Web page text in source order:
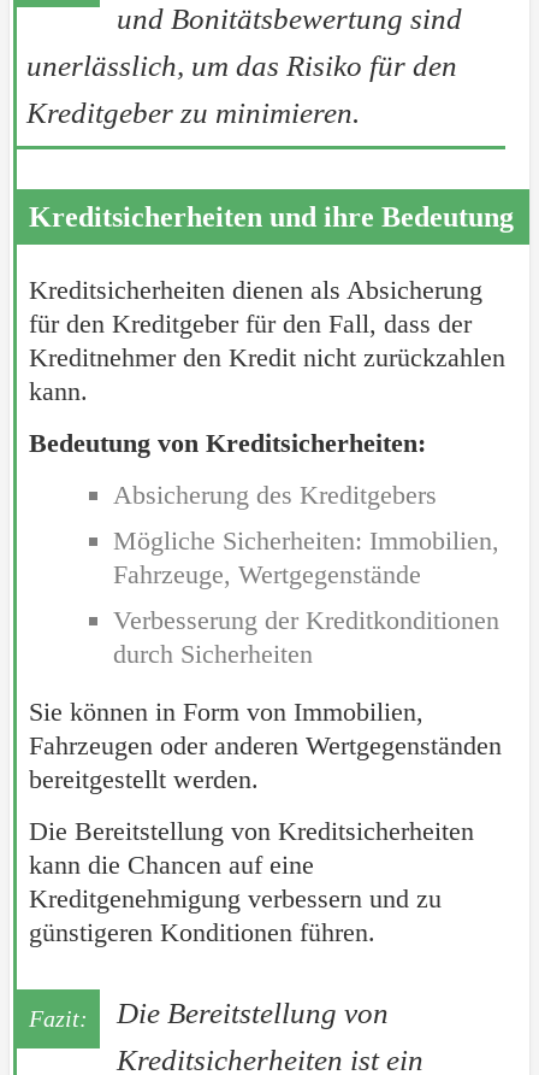
und Bonitätsbewertung sind
unerlässlich, um das Risiko für den
Kreditgeber zu minimieren.
Kreditsicherheiten und ihre Bedeutung
Kreditsicherheiten dienen als Absicherung
für den Kreditgeber für den Fall, dass der
Kreditnehmer den Kredit nicht zurückzahlen
kann.
Bedeutung von Kreditsicherheiten:
Absicherung des Kreditgebers
Mögliche Sicherheiten: Immobilien,
Fahrzeuge, Wertgegenstände
Verbesserung der Kreditkonditionen
durch Sicherheiten
Sie können in Form von Immobilien,
Fahrzeugen oder anderen Wertgegenständen
bereitgestellt werden.
Die Bereitstellung von Kreditsicherheiten
kann die Chancen auf eine
Kreditgenehmigung verbessern und zu
günstigeren Konditionen führen.
Die Bereitstellung von
Kreditsicherheiten ist ein